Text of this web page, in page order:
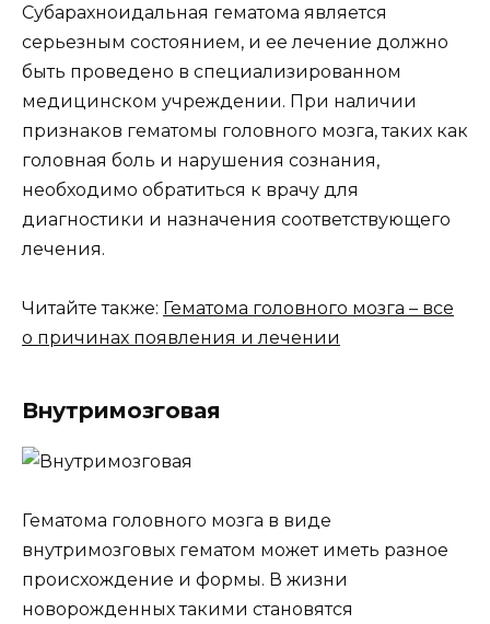
Субарахноидальная гематома является
серьезным состоянием, и ее лечение должно
быть проведено в специализированном
медицинском учреждении. При наличии
признаков гематомы головного мозга, таких как
головная боль и нарушения сознания,
необходимо обратиться к врачу для
диагностики и назначения соответствующего
лечения.
Читайте также: Гематома головного мозга – все
о причинах появления и лечении
Внутримозговая
Гематома головного мозга в виде
внутримозговых гематом может иметь разное
происхождение и формы. В жизни
новорожденных такими становятся